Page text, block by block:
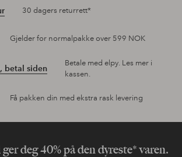
30 dagers returrett*
Gjelder for normalpakke over 599 NOK
betal siden
Betale med elpy. Les mer i
kassen.
Få pakken din med ekstra rask levering
deg 40% på den dyreste* varen.